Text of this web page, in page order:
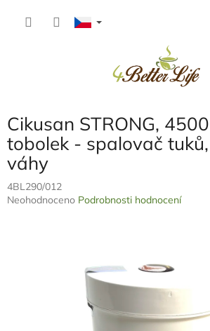
Cikusan STRONG,
tobolek - spalovač
váhy
4BL290/012
Průměrné
Neohodnoceno Podrobnosti hodnocení